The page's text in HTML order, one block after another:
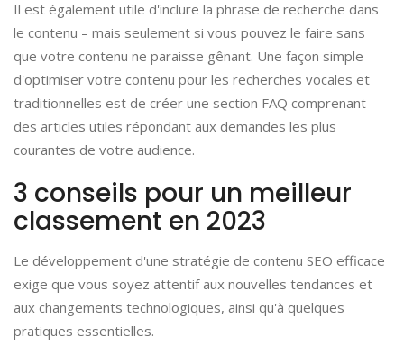
Il est également utile d'inclure la phrase de recherche dans
le contenu – mais seulement si vous pouvez le faire sans
que votre contenu ne paraisse gênant. Une façon simple
d'optimiser votre contenu pour les recherches vocales et
traditionnelles est de créer une section FAQ comprenant
des articles utiles répondant aux demandes les plus
courantes de votre audience.
3 conseils pour un meilleur
classement en 2023
Le développement d'une stratégie de contenu SEO efficace
exige que vous soyez attentif aux nouvelles tendances et
aux changements technologiques, ainsi qu'à quelques
pratiques essentielles.